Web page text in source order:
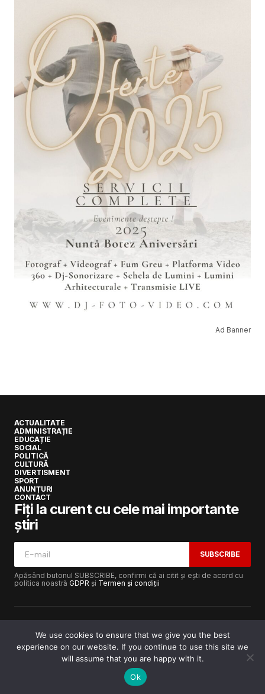
Ad Banner
ACTUALITATE
ADMINISTRAȚIE
EDUCAȚIE
SOCIAL
POLITICĂ
CULTURĂ
DIVERTISMENT
SPORT
ANUNȚURI
CONTACT
Fiți la curent cu cele mai importante
știri
SUBSCRIBE
Apăsând butonul SUBSCRIBE, confirmi că ai citit și ești de acord cu
politica noastră GDPR și Termen și condiții
Copyright © 2017-2025Lugojeanul.ro· Toate drepturile
rezervate · Dezvoltat dePower Media FX
We use cookies to ensure that we give you the best
experience on our website. If you continue to use this site we
will assume that you are happy with it.
Ok